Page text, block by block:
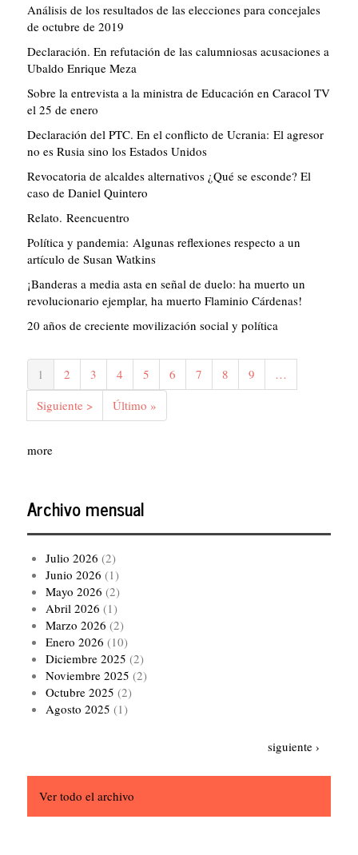
Análisis de los resultados de las elecciones para concejales
de octubre de 2019
Declaración. En refutación de las calumniosas acusaciones a
Ubaldo Enrique Meza
Sobre la entrevista a la ministra de Educación en Caracol TV
el 25 de enero
Declaración del PTC. En el conflicto de Ucrania: El agresor
no es Rusia sino los Estados Unidos
Revocatoria de alcaldes alternativos ¿Qué se esconde? El
caso de Daniel Quintero
Relato. Reencuentro
Política y pandemia: Algunas reflexiones respecto a un
artículo de Susan Watkins
¡Banderas a media asta en señal de duelo: ha muerto un
revolucionario ejemplar, ha muerto Flaminio Cárdenas!
20 años de creciente movilización social y política
Paginación
Página
actual
1 Página
2 Página
3 Página
4 Página
5 Página
6 Página
7 Página
8 Página
9
…
Siguiente
página
Siguiente >
Última
página
Último »
more
Archivo mensual
Julio 2026 (2)
Junio 2026 (1)
Mayo 2026 (2)
Abril 2026 (1)
Marzo 2026 (2)
Enero 2026 (10)
Diciembre 2025 (2)
Noviembre 2025 (2)
Octubre 2025 (2)
Agosto 2025 (1)
Siguiente
siguiente ›
Ver todo el archivo